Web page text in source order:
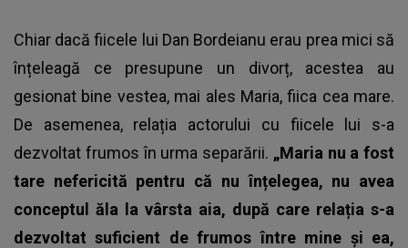
Chiar dacă fiicele lui Dan Bordeianu erau prea mici să
înțeleagă ce presupune un divorț, acestea au
gesionat bine vestea, mai ales Maria, fiica cea mare.
De asemenea, relația actorului cu fiicele lui s-a
dezvoltat frumos în urma separării. „Maria nu a fost
tare nefericită pentru că nu înțelegea, nu avea
conceptul ăla la vârsta aia, după care relația s-a
dezvoltat suficient de frumos între mine și ea,